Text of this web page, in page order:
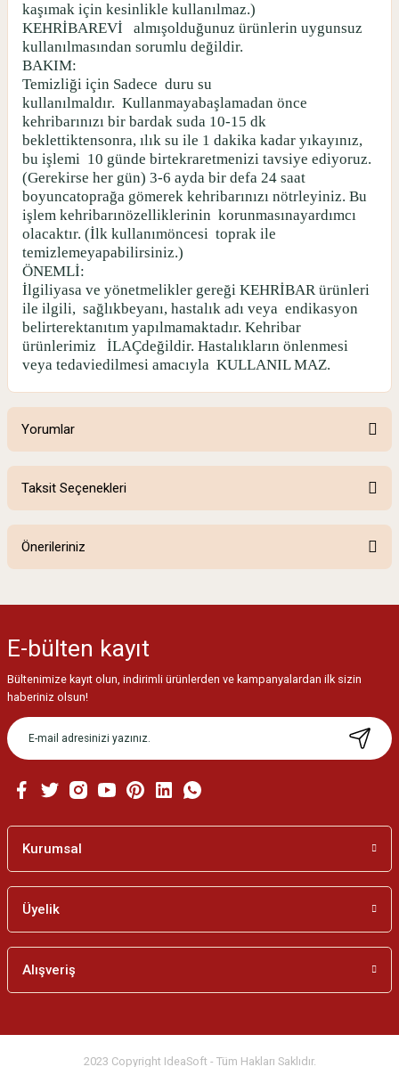
kaşımak için kesinlikle kullanılmaz.)
KEHRİBAREVİ
almışolduğunuz ürünlerin uygunsuz
kullanılmasından sorumlu değildir.
BAKIM:
Temizliği için Sadece duru su
kullanılmaldır. Kullanmayabaşlamadan önce
kehribarınızı bir bardak suda 10-15 dk
beklettiktensonra, ılık su ile 1 dakika kadar yıkayınız,
bu işlemi 10 günde birtekraretmenizi tavsiye ediyoruz.
(Gerekirse her gün) 3-6 ayda bir defa 24 saat
boyuncatoprağa gömerek kehribarınızı nötrleyiniz. Bu
işlem kehribarınözelliklerinin korunmasınayardımcı
olacaktır. (İlk kullanımöncesi toprak ile
temizlemeyapabilirsiniz.)
ÖNEMLİ:
İlgiliyasa ve yönetmelikler gereği KEHRİBAR ürünleri
ile ilgili, sağlıkbeyanı, hastalık adı veya endikasyon
belirterektanıtım yapılmamaktadır. Kehribar
ürünlerimiz
İLAÇdeğildir. Hastalıkların önlenmesi
veya tedaviedilmesi amacıyla KULLANIL MAZ.
Yorumlar
Bu ürüne ilk yorumu siz yapın!
Taksit Seçenekleri
Önerileriniz
Görüş ve önerileriniz için teşekkür ederiz.
Ürün resmi kalitesiz, bozuk veya görüntülenemiyor.
Ürün açıklamasında eksik bilgiler bulunuyor.
Ürün bilgilerinde hatalar bulunuyor.
Bu ürüne benzer farklı alternatifler olmalı.
E-bülten kayıt
Bültenimize kayıt olun, indirimli ürünlerden ve kampanyalardan ilk sizin
haberiniz olsun!
Kurumsal
Üyelik
Alışveriş
2023 Copyright IdeaSoft - Tüm Hakları Saklıdır.